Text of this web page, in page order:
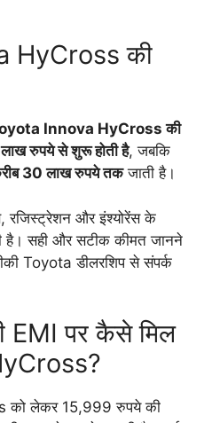
HyCross की
Innova HyCross की
रुपये से शुरू होती है, जबकि
30 लाख रुपये तकजाती है।
रजिस्ट्रेशन और इंश्योरेंस के
सही और सटीक कीमत जानने
Toyota डीलरशिप से संपर्क
EMI पर कैसे मिल
को लेकर 15,999 रुपये की